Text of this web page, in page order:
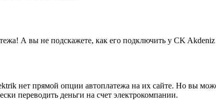
А вы не подскажете, как его подключить у CK
нет прямой опции автоплатежа на их сайте. Но вы
переводить деньги на счет электрокомпании.